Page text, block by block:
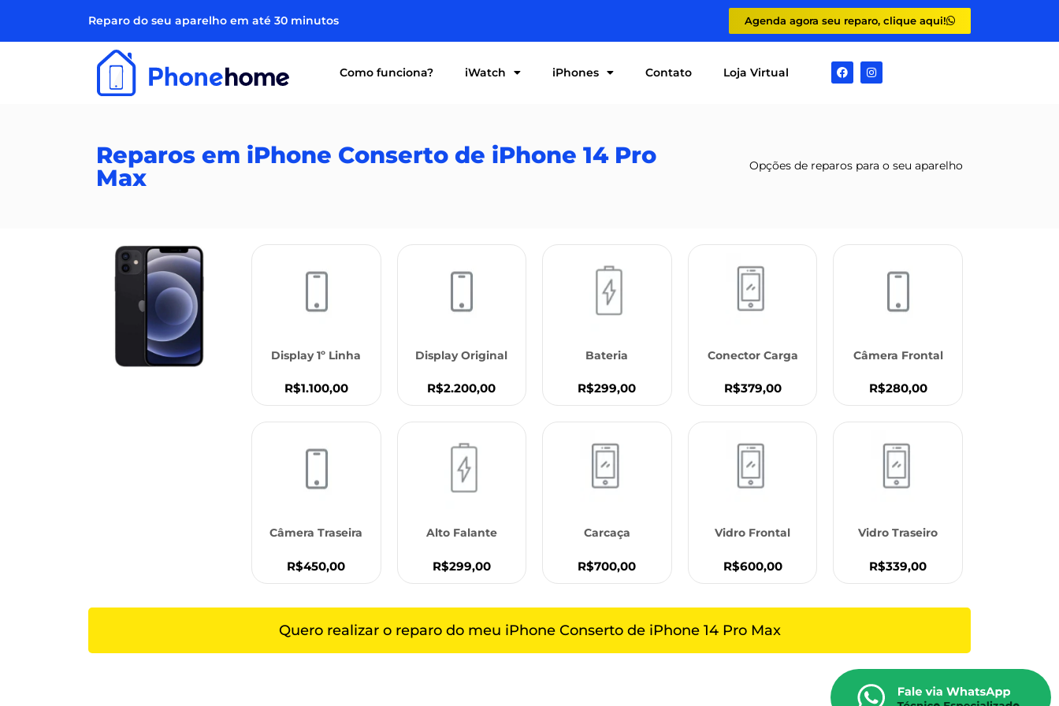
Reparo do seu aparelho em até 30 minutos Agenda agora seu reparo, clique aqui!
Como funciona? iWatch iPhones Contato Loja Virtual
Reparos em iPhone Conserto de iPhone 14 Pro
Max
Opções de reparos para o seu aparelho
Display 1º Linha
R$1.100,00
Display Original
R$2.200,00
Bateria
R$299,00
Conector Carga
R$379,00
Câmera Frontal
R$280,00
Câmera Traseira
R$450,00
Alto Falante
R$299,00
Carcaça
R$700,00
Vidro Frontal
R$600,00
Vidro Traseiro
R$339,00
Quero realizar o reparo do meu iPhone Conserto de iPhone 14 Pro Max